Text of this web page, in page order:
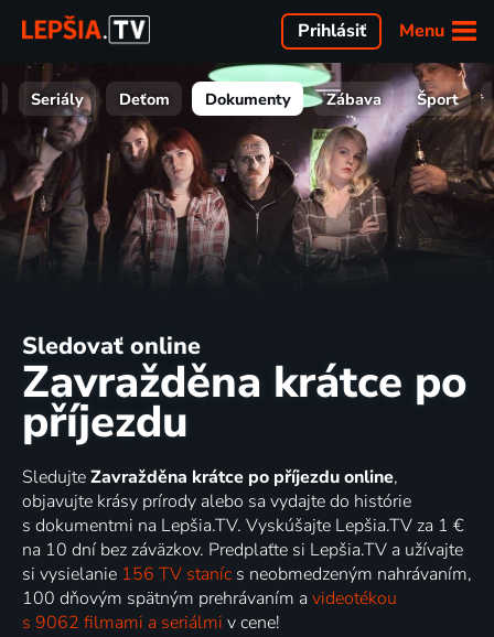
Menu
Prihlásiť
Seriály Deťom Dokumenty Zábava Šport
Sledovať online
Zavražděna krátce po
příjezdu
SledujteZavražděna krátce po příjezdu online,
objavujte krásy prírody alebo sa vydajte do histórie
s dokumentmi na Lepšia.TV. Vyskúšajte Lepšia.TV za 1 €
na 10 dní bez záväzkov. Predplaťte si Lepšia.TV a užívajte
si vysielanie 156 TV staníc s neobmedzeným nahrávaním,
100 dňovým spätným prehrávaním a videotékou
s 9062 filmami a seriálmi v cene!